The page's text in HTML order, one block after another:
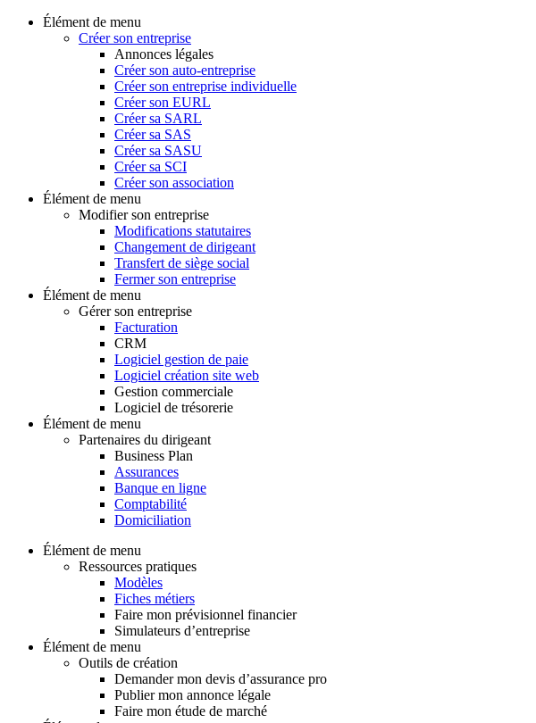
Élément de menu
Créer son entreprise
Annonces légales
Créer son auto-entreprise
Créer son entreprise individuelle
Créer son EURL
Créer sa SARL
Créer sa SAS
Créer sa SASU
Créer sa SCI
Créer son association
Élément de menu
Modifier son entreprise
Modifications statutaires
Changement de dirigeant
Transfert de siège social
Fermer son entreprise
Élément de menu
Gérer son entreprise
Facturation
CRM
Logiciel gestion de paie
Logiciel création site web
Gestion commerciale
Logiciel de trésorerie
Élément de menu
Partenaires du dirigeant
Business Plan
Assurances
Banque en ligne
Comptabilité
Domiciliation
Élément de menu
Ressources pratiques
Modèles
Fiches métiers
Faire mon prévisionnel financier
Simulateurs d’entreprise
Élément de menu
Outils de création
Demander mon devis d’assurance pro
Publier mon annonce légale
Faire mon étude de marché